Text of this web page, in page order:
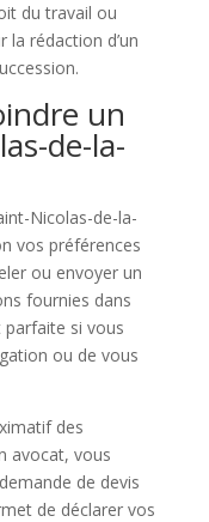
du travail ou
rédaction d’un
un
de-la-
Nicolas-de-la-
vos préférences
ou envoyer un
fournies dans
si vous
ou de vous
des
avocat, vous
de devis
de déclarer vos